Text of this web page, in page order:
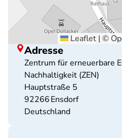
Leaflet | ©
Adresse
Zentrum für erneuerbare
Nachhaltigkeit (ZEN)
Hauptstraße 5
92266Ensdorf
Deutschland